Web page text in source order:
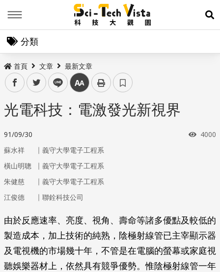
展
分類
首頁 文章 最新文章
facebooktwitter line 中
光電科技：電激發光新視界
91/09/30 瀏覽
4000
蘇水祥 ｜ 義守大學電子工程系
橫山明聰
｜ 義守大學電子工程系
朱健慈
｜ 義守大學電子工程系
江俊德
｜ 聯銓科技公司
由於反應速率、亮度、視角、壽命等諸多優點及較低的
製造成本，加上技術的純熟，陰極射線管已主宰顯示器
及電視機的市場幾十年，不管是在電腦的螢幕或家庭視
聽娛樂器材上，依然具有競爭優勢。惟陰極射線管一年